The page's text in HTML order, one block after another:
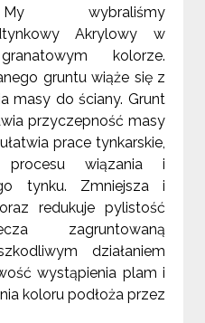
My wybraliśmy
Akrylowy w
kolorze.
gruntu wiąże się z
masy do ściany. Grunt
przyczepność masy
prace tynkarskie,
procesu wiązania i
tynku. Zmniejsza i
redukuje pylistość
zagruntowaną
działaniem
wystąpienia plam i
koloru podłoża przez